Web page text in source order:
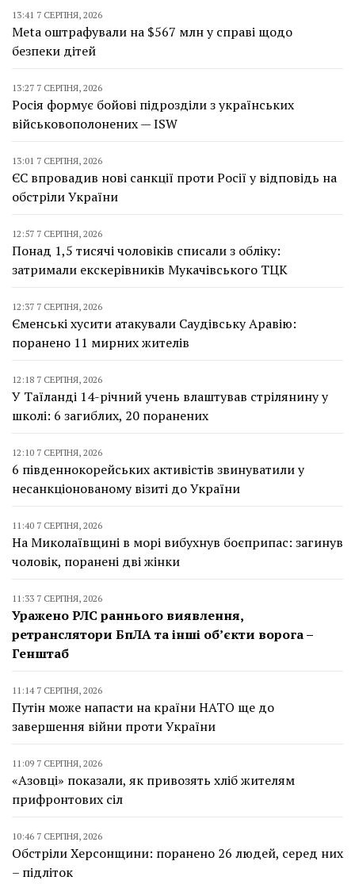
13:41 7 СЕРПНЯ, 2026
Meta оштрафували на $567 млн у справі щодо
безпеки дітей
13:27 7 СЕРПНЯ, 2026
Росія формує бойові підрозділи з українських
військовополонених — ISW
13:01 7 СЕРПНЯ, 2026
ЄС впровадив нові санкції проти Росії у відповідь на
обстріли України
12:57 7 СЕРПНЯ, 2026
Понад 1,5 тисячі чоловіків списали з обліку:
затримали екскерівників Мукачівського ТЦК
12:37 7 СЕРПНЯ, 2026
Єменські хусити атакували Саудівську Аравію:
поранено 11 мирних жителів
12:18 7 СЕРПНЯ, 2026
У Таїланді 14-річний учень влаштував стрілянину у
школі: 6 загиблих, 20 поранених
12:10 7 СЕРПНЯ, 2026
6 південнокорейських активістів звинуватили у
несанкціонованому візиті до України
11:40 7 СЕРПНЯ, 2026
На Миколаївщині в морі вибухнув боєприпас: загинув
чоловік, поранені дві жінки
11:33 7 СЕРПНЯ, 2026
Уражено РЛС раннього виявлення,
ретранслятори БпЛА та інші об’єкти ворога –
Генштаб
11:14 7 СЕРПНЯ, 2026
Путін може напасти на країни НАТО ще до
завершення війни проти України
11:09 7 СЕРПНЯ, 2026
«Азовці» показали, як привозять хліб жителям
прифронтових сіл
10:46 7 СЕРПНЯ, 2026
Обстріли Херсонщини: поранено 26 людей, серед них
– підліток